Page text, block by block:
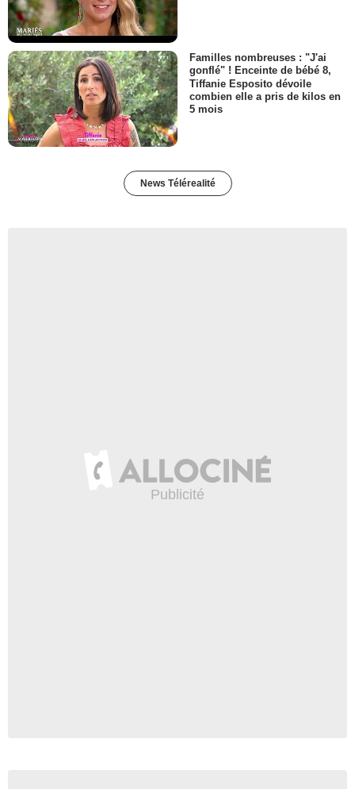
Familles nombreuses : "J'ai
gonflé" ! Enceinte de bébé 8,
Tiffanie Esposito dévoile
combien elle a pris de kilos en
5 mois
News Télérealité